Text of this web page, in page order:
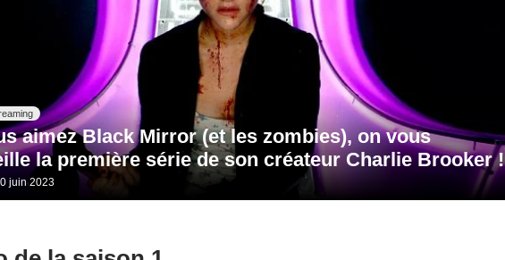
aimez Black Mirror (et les zombies), on vous
la première série de son créateur Charlie Brooker !
juin 2023